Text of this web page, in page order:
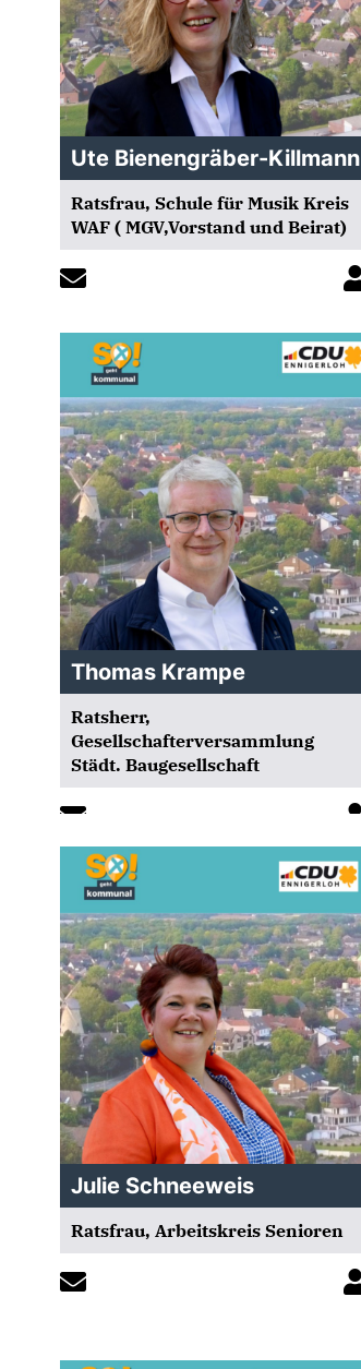
Ute Bienengräber-Killmann
Ratsfrau, Schule für Musik Kreis
WAF ( MGV,Vorstand und Beirat)
Thomas Krampe
Ratsherr,
Gesellschafterversammlung
Städt. Baugesellschaft
Julie Schneeweis
Ratsfrau, Arbeitskreis Senioren